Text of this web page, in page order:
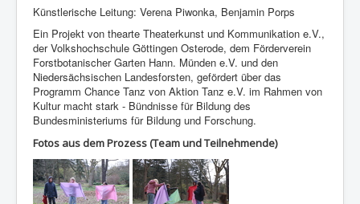
Künstlerische Leitung: Verena Piwonka, Benjamin Porps
Ein Projekt von thearte Theaterkunst und Kommunikation e.V.,
der Volkshochschule Göttingen Osterode, dem Förderverein
Forstbotanischer Garten Hann. Münden e.V. und den
Niedersächsischen Landesforsten, gefördert über das
Programm Chance Tanz von Aktion Tanz e.V. im Rahmen von
Kultur macht stark - Bündnisse für Bildung des
Bundesministeriums für Bildung und Forschung.
Fotos aus dem Prozess (Team und Teilnehmende)